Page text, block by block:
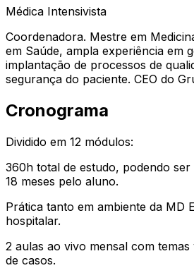
Médica Intensivista
Coordenadora. Mestre em
em Saúde, ampla experiência em
implantação de processos de
segurança do paciente. CEO do
Cronograma
Dividido em 12 módulos:
360h total de estudo, podendo ser
18 meses pelo aluno.
Prática tanto em ambiente da MD
hospitalar.
2 aulas ao vivo mensal com temas
de casos.